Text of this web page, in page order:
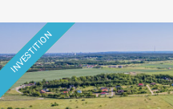
EINZIGARTIG
INVESTITIONPrevious